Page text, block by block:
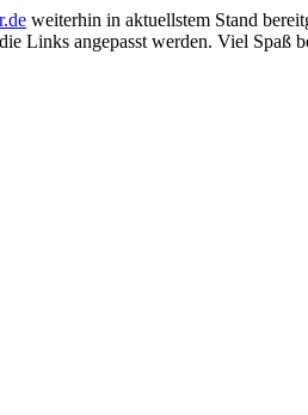
weiterhin in aktuellstem Stand
Links angepasst werden. Viel Spaß